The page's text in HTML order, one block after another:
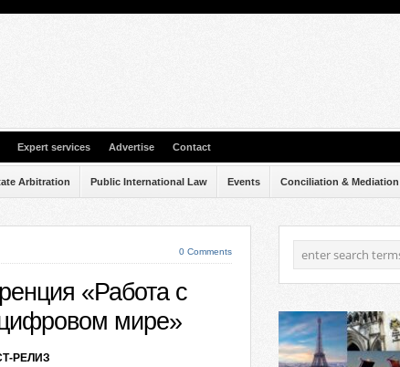
Expert services Advertise Contact
Arbitration Public International Law Events Conciliation & Mediation
0 Comments
«Работа с
мире»
РЕЛИЗ